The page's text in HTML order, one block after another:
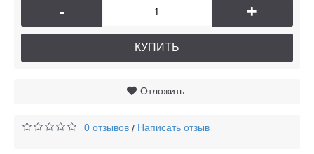
- +
КУПИТЬ
Отложить
0 отзывов / Написать отзыв